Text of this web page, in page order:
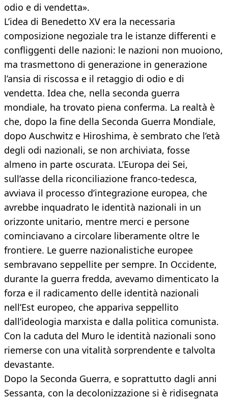
odio e di vendetta».
L’idea di Benedetto XV era la necessaria
composizione negoziale tra le istanze differenti e
confliggenti delle nazioni: le nazioni non muoiono,
ma trasmettono di generazione in generazione
l’ansia di riscossa e il retaggio di odio e di
vendetta. Idea che, nella seconda guerra
mondiale, ha trovato piena conferma. La realtà è
che, dopo la fine della Seconda Guerra Mondiale,
dopo Auschwitz e Hiroshima, è sembrato che l’età
degli odi nazionali, se non archiviata, fosse
almeno in parte oscurata. L’Europa dei Sei,
sull’asse della riconciliazione franco-tedesca,
avviava il processo d’integrazione europea, che
avrebbe inquadrato le identità nazionali in un
orizzonte unitario, mentre merci e persone
cominciavano a circolare liberamente oltre le
frontiere. Le guerre nazionalistiche europee
sembravano seppellite per sempre. In Occidente,
durante la guerra fredda, avevamo dimenticato la
forza e il radicamento delle identità nazionali
nell’Est europeo, che appariva seppellito
dall’ideologia marxista e dalla politica comunista.
Con la caduta del Muro le identità nazionali sono
riemerse con una vitalità sorprendente e talvolta
devastante.
Dopo la Seconda Guerra, e soprattutto dagli anni
Sessanta, con la decolonizzazione si è ridisegnata